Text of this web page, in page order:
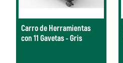
Carro de Herramientas
con 11 Gavetas - Gris